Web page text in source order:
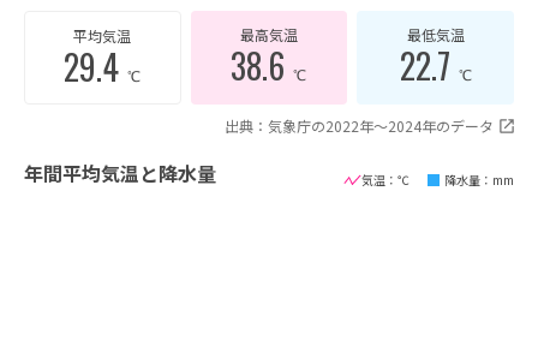
平均気温
29.4℃
最高気温
38.6℃
最低気温
22.7 ℃
出典：気象庁の2022年〜2024年のデータ
年間平均気温と降水量 気温：℃ 降水量：mm